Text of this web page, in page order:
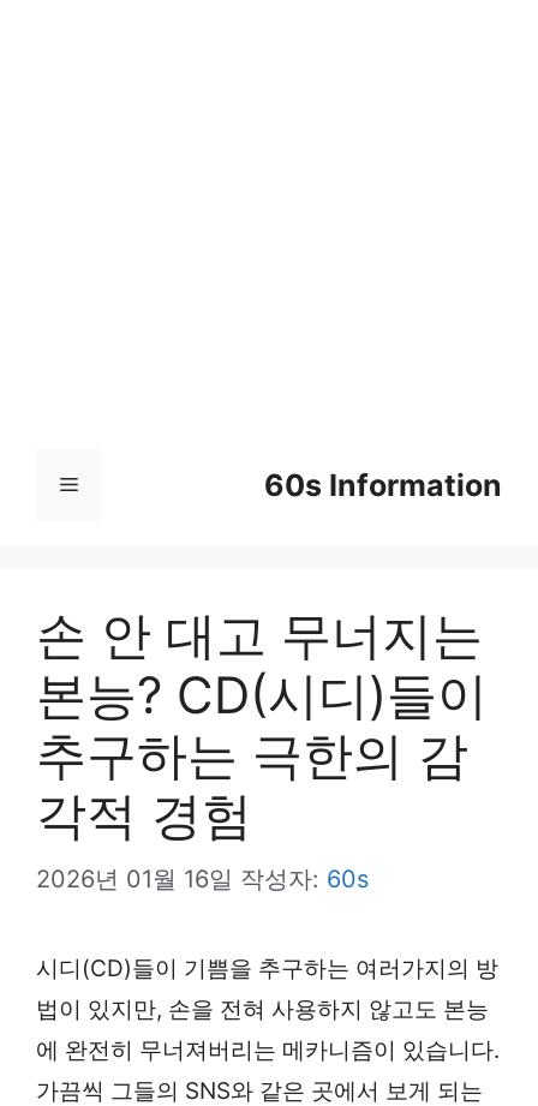
60s Information
메
손 안 대고 무너지는
본능? CD(시디)들이
추구하는 극한의 감
각적 경험
2026년 01월 16일 작성자: 60s
시디(CD)들이 기쁨을 추구하는 여러가지의 방
법이 있지만, 손을 전혀 사용하지 않고도 본능
에 완전히 무너져버리는 메카니즘이 있습니다.
가끔씩 그들의 SNS와 같은 곳에서 보게 되는